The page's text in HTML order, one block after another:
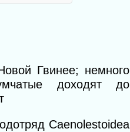
Гвинее; немного
доходят до
Caenolestoidea